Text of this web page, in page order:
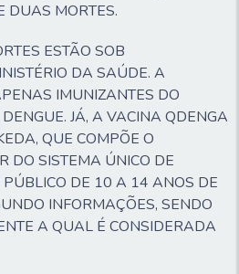
DUAS MORTES.
ESTÃO SOB
DA SAÚDE. A
IMUNIZANTES DO
JÁ, A VACINA QDENGA
QUE COMPÕE O
DO SISTEMA ÚNICO DE
DE 10 A 14 ANOS DE
INFORMAÇÕES, SENDO
A QUAL É CONSIDERADA